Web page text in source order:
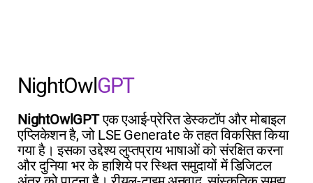
NightOwl GPT
NightOwlGPTएक एआई-प्रेरित डेस्कटॉप और मोबाइल
एप्लिकेशन है, जो LSE Generate के तहत विकसित किया
गया है। इसका उद्देश्य लुप्तप्राय भाषाओं को संरक्षित करना
और दुनिया भर के हाशिये पर स्थित समुदायों में डिजिटल